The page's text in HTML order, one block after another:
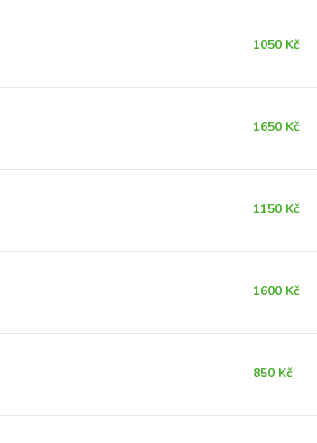
1050 Kč
1650 Kč
1150 Kč
1600 Kč
850 Kč